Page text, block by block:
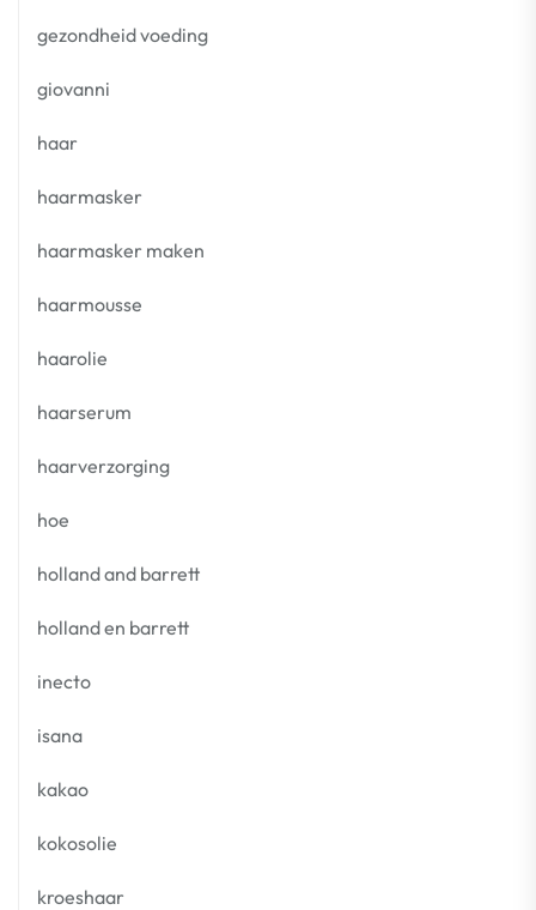
gezondheid voeding
giovanni
haar
haarmasker
haarmasker maken
haarmousse
haarolie
haarserum
haarverzorging
hoe
holland and barrett
holland en barrett
inecto
isana
kakao
kokosolie
kroeshaar